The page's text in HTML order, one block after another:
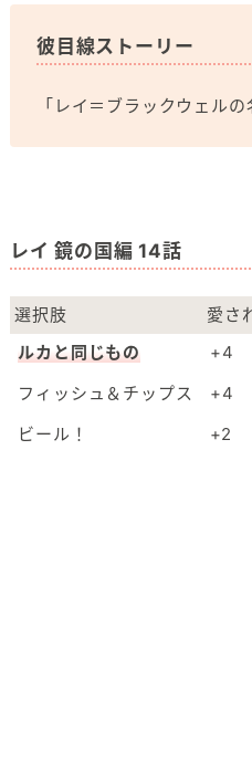
彼目線ストーリー
「レイ＝ブラックウェル
レイ 鏡の国編 14話
選択肢 愛さ
ルカと同じもの
+4
フィッシュ＆チップス
+4
ビール！
+2